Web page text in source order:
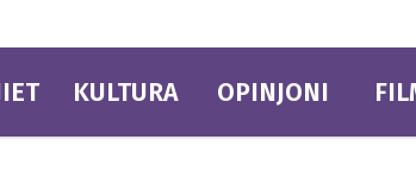
KULTURA OPINJONI